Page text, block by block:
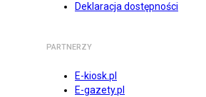
Deklaracja dostępności
PARTNERZY
E-kiosk.pl
E-gazety.pl